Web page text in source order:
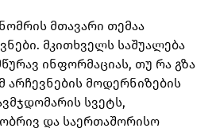
მთავარი თემაა
მკითხველს საშუალება
ინფორმაციას, თუ რა გზა
არჩევნების მოდერნიზების
სვეტს,
და საერთაშორისო